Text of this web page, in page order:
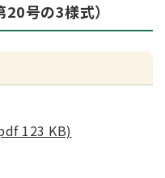
号の3様式）
123 KB)